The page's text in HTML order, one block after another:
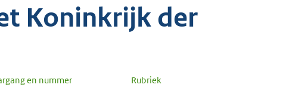
Koninkrijk der
en nummer Rubriek